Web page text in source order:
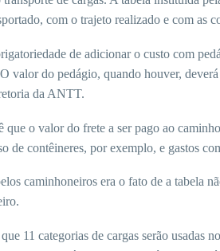
com o trajeto realizado e com as
de adicionar o custo com
valor do pedágio, quando houver,
da ANTT.
o valor do frete a ser pago ao
de contêineres, por exemplo, e gastos
caminhoneiros era o fato de a tabela
11 categorias de cargas serão usadas